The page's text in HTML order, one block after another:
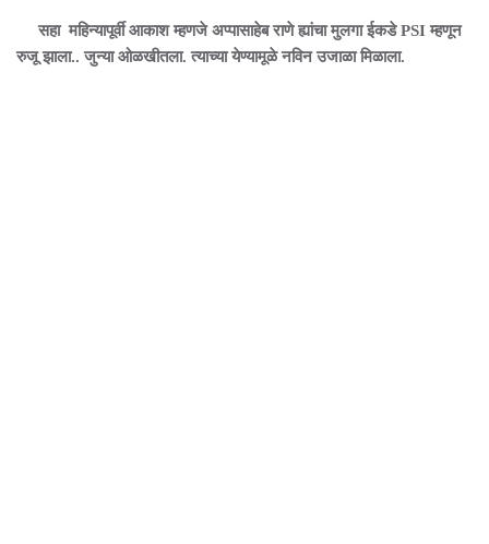
सहा महिन्यापूर्वी आकाश म्हणजे अप्पासाहेब राणे ह्यांचा मुलगा ईकडे PSI म्हणून
रुजू झाला.. जुन्या ओळखीतला. त्याच्या येण्यामूळे नविन उजाळा मिळाला.